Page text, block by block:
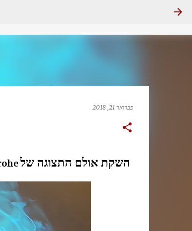
פברואר 21, 2018
השקת אולם התצוגה של